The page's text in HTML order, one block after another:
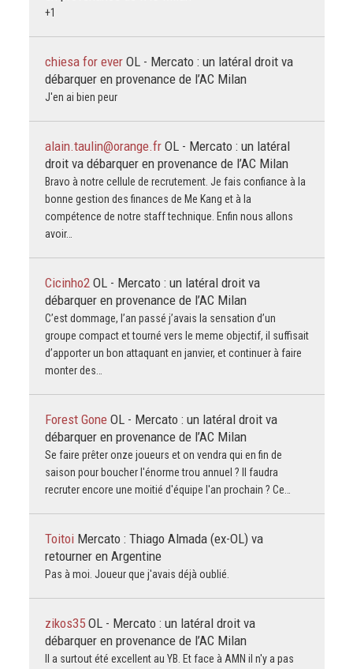
+1
chiesa for ever OL - Mercato : un latéral droit va
débarquer en provenance de l’AC Milan
J'en ai bien peur
alain.taulin@orange.fr OL - Mercato : un latéral
droit va débarquer en provenance de l’AC Milan
Bravo à notre cellule de recrutement. Je fais confiance à la
bonne gestion des finances de Me Kang et à la
compétence de notre staff technique. Enfin nous allons
avoir…
Cicinho2 OL - Mercato : un latéral droit va
débarquer en provenance de l’AC Milan
C’est dommage, l’an passé j’avais la sensation d’un
groupe compact et tourné vers le meme objectif, il suffisait
d’apporter un bon attaquant en janvier, et continuer à faire
monter des…
Forest Gone OL - Mercato : un latéral droit va
débarquer en provenance de l’AC Milan
Se faire prêter onze joueurs et on vendra qui en fin de
saison pour boucher l'énorme trou annuel ? Il faudra
recruter encore une moitié d'équipe l'an prochain ? Ce…
Toitoi Mercato : Thiago Almada (ex-OL) va
retourner en Argentine
Pas à moi. Joueur que j'avais déjà oublié.
zikos35 OL - Mercato : un latéral droit va
débarquer en provenance de l’AC Milan
Il a surtout été excellent au YB. Et face à AMN il n'y a pas